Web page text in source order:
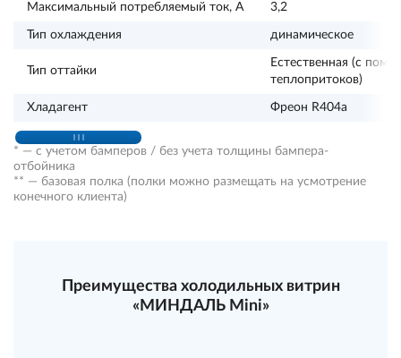
Максимальный потребляемый ток, А 3,2
Тип охлаждения динамическое
Тип оттайки
Естественная (с
теплопритоков)
Хладагент Фреон R404a
* — с учетом бамперов / без учета толщины бампера-
отбойника
** — базовая полка (полки можно размещать на усмотрение
конечного клиента)
Преимущества холодильных витрин
«МИНДАЛЬ Mini»